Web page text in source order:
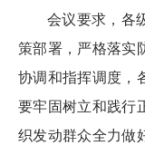
会议要求，各
策部署，严格落实
协调和指挥调度，
要牢固树立和践行
织发动群众全力做